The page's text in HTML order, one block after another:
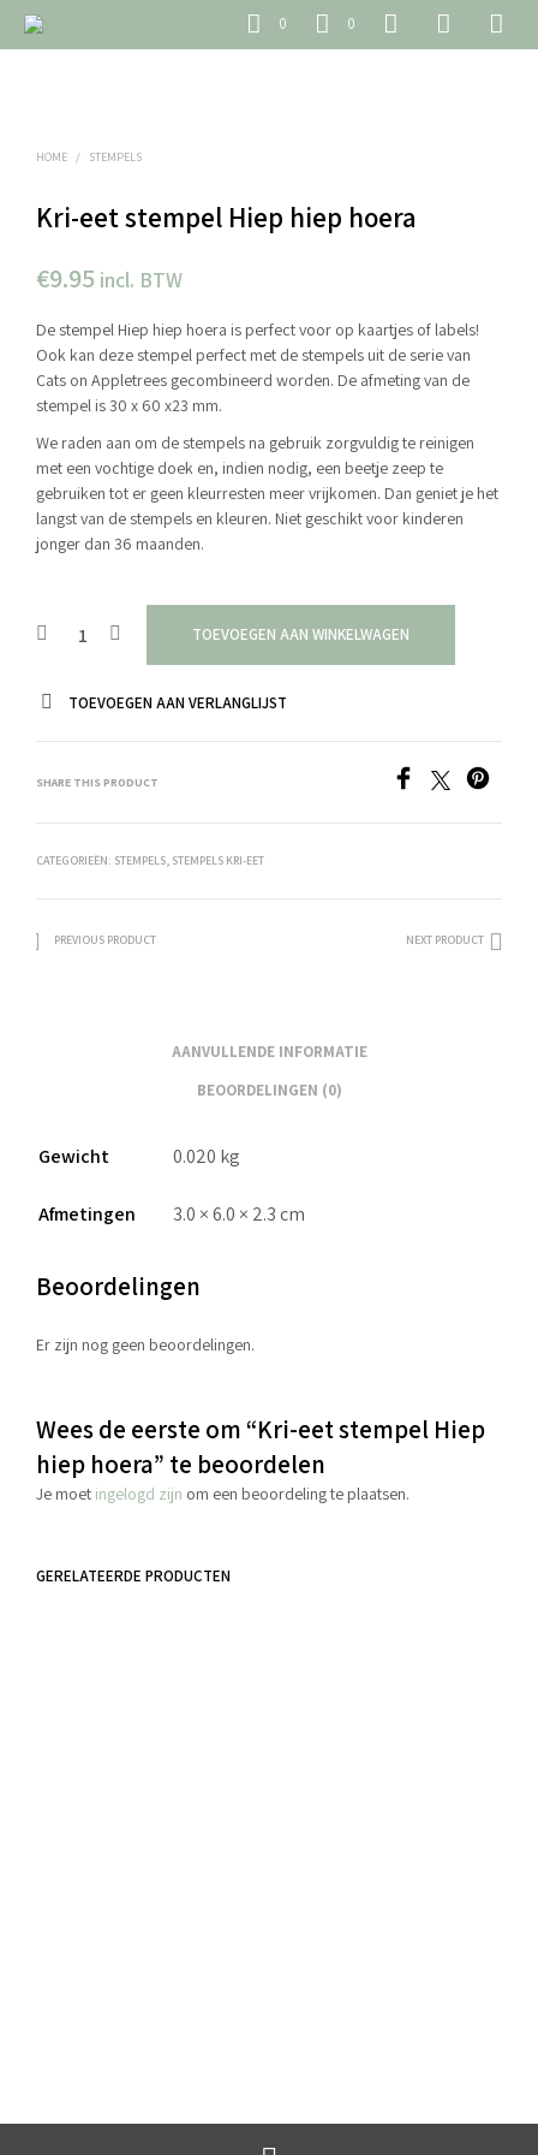
0 0
HOME / STEMPELS
Kri-eet stempel Hiep hiep hoera
€9.95 incl. BTW
De stempel Hiep hiep hoera is perfect voor op kaartjes of labels!
Ook kan deze stempel perfect met de stempels uit de serie van
Cats on Appletrees gecombineerd worden. De afmeting van de
stempel is 30 x 60 x23 mm.
We raden aan om de stempels na gebruik zorgvuldig te reinigen
met een vochtige doek en, indien nodig, een beetje zeep te
gebruiken tot er geen kleurresten meer vrijkomen. Dan geniet je het
langst van de stempels en kleuren. Niet geschikt voor kinderen
jonger dan 36 maanden.
TOEVOEGEN AAN WINKELWAGEN
TOEVOEGEN AAN VERLANGLIJST
SHARE THIS PRODUCT
CATEGORIEËN: STEMPELS, STEMPELS KRI-EET
PREVIOUS PRODUCT NEXT PRODUCT
AANVULLENDE INFORMATIE
BEOORDELINGEN (0)
Gewicht 0.020 kg
Afmetingen 3.0 × 6.0 × 2.3 cm
Beoordelingen
Er zijn nog geen beoordelingen.
Wees de eerste om “Kri-eet stempel Hiep
hiep hoera” te beoordelen
Je moet ingelogd zijn om een beoordeling te plaatsen.
GERELATEERDE PRODUCTEN